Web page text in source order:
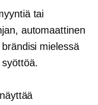
tai
automaattinen
mielessä